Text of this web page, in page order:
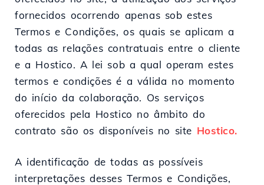
fornecidos ocorrendo apenas sob estes
Termos e Condições, os quais se aplicam a
todas as relações contratuais entre o cliente
e a Hostico. A lei sob a qual operam estes
termos e condições é a válida no momento
do início da colaboração. Os serviços
oferecidos pela Hostico no âmbito do
contrato são os disponíveis no site Hostico.
A identificação de todas as possíveis
interpretações desses Termos e Condições,